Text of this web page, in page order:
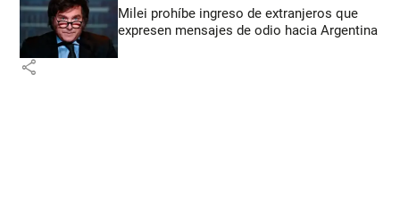
Milei prohíbe ingreso de extranjeros que
expresen mensajes de odio hacia Argentina
share